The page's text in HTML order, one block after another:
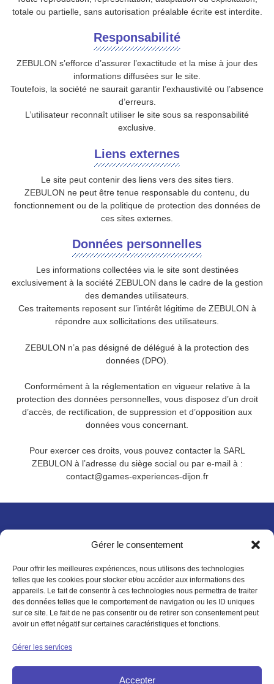
Gérer le consentement
Pour offrir les meilleures expériences, nous utilisons des technologies
telles que les cookies pour stocker et/ou accéder aux informations des
appareils. Le fait de consentir à ces technologies nous permettra de traiter
des données telles que le comportement de navigation ou les ID uniques
sur ce site. Le fait de ne pas consentir ou de retirer son consentement peut
avoir un effet négatif sur certaines caractéristiques et fonctions.
Gérer les services
Accepter
totale ou partielle, sans autorisation préalable écrite est interdite.
Responsabilité
ZEBULON s’efforce d’assurer l’exactitude et la mise à jour des
informations diffusées sur le site.
Toutefois, la société ne saurait garantir l’exhaustivité ou l’absence
d’erreurs.
L’utilisateur reconnaît utiliser le site sous sa responsabilité
exclusive.
Liens externes
Le site peut contenir des liens vers des sites tiers.
ZEBULON ne peut être tenue responsable du contenu, du
fonctionnement ou de la politique de protection des données de
ces sites externes.
Données personnelles
Les informations collectées via le site sont destinées
exclusivement à la société ZEBULON dans le cadre de la gestion
des demandes utilisateurs.
Ces traitements reposent sur l’intérêt légitime de ZEBULON à
répondre aux sollicitations des utilisateurs.
ZEBULON n’a pas désigné de délégué à la protection des
données (DPO).
Conformément à la réglementation en vigueur relative à la
protection des données personnelles, vous disposez d’un droit
d’accès, de rectification, de suppression et d’opposition aux
données vous concernant.
Pour exercer ces droits, vous pouvez contacter la SARL
ZEBULON à l’adresse du siège social ou par e-mail à :
contact@games-experiences-dijon.fr
21121 Ahuy
Restez informé !
en recevant notre newsletter